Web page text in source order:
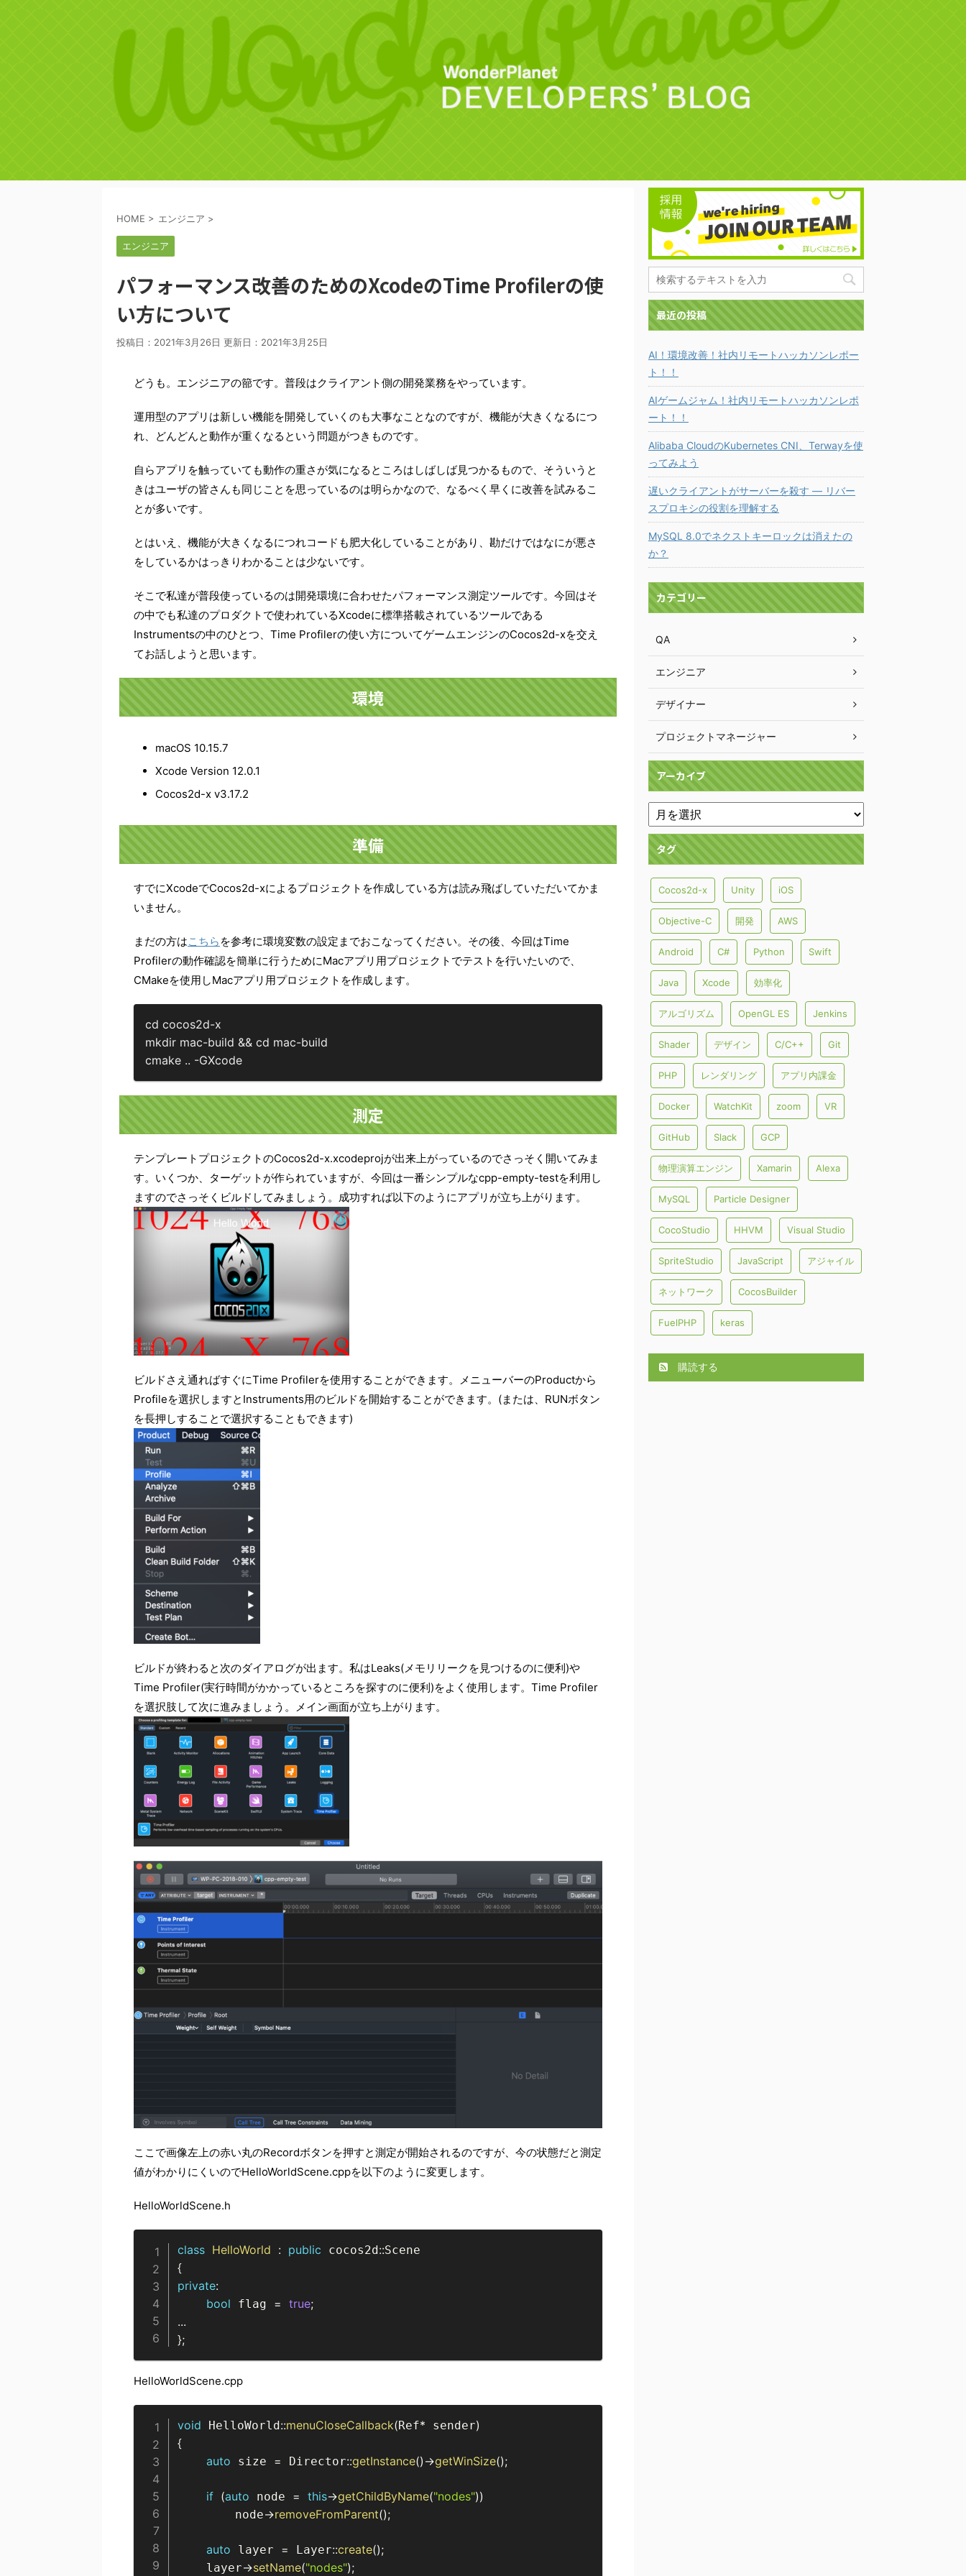
HOME > エンジニア >
エンジニア
パフォーマンス改善のためのXcodeのTime Profilerの使
い方について
投稿日：2021年3月26日 更新日： 2021年3月25日
どうも。エンジニアの篰です。普段はクライアント側の開発業務をやっています。
運用型のアプリは新しい機能を開発していくのも大事なことなのですが、機能が大きくなるにつ
れ、どんどんと動作が重くなるという問題がつきものです。
自らアプリを触っていても動作の重さが気になるところはしばしば見つかるもので、そういうと
きはユーザの皆さんも同じことを思っているのは明らかなので、なるべく早くに改善を試みるこ
とが多いです。
とはいえ、機能が大きくなるにつれコードも肥大化していることがあり、勘だけではなにが悪さ
をしているかはっきりわかることは少ないです。
そこで私達が普段使っているのは開発環境に合わせたパフォーマンス測定ツールです。今回はそ
の中でも私達のプロダクトで使われているXcodeに標準搭載されているツールである
Instrumentsの中のひとつ、Time Profilerの使い方についてゲームエンジンのCocos2d-xを交え
てお話しようと思います。
環境
macOS 10.15.7
Xcode Version 12.0.1
Cocos2d-x v3.17.2
準備
すでにXcodeでCocos2d-xによるプロジェクトを作成している方は読み飛ばしていただいてかま
いません。
まだの方はこちら を参考に環境変数の設定までおこなってください。その後、今回はTime
Profilerの動作確認を簡単に行うためにMacアプリ用プロジェクトでテストを行いたいので、
CMakeを使用しMacアプリ用プロジェクトを作成します。
cd cocos2d-x
mkdir mac-build && cd mac-build
cmake .. -GXcode
測定
テンプレートプロジェクトのCocos2d-x.xcodeprojが出来上がっているのでさっそく開いてみま
す。いくつか、ターゲットが作られていますが、今回は一番シンプルなcpp-empty-testを利用し
ますのでさっそくビルドしてみましょう。成功すれば以下のようにアプリが立ち上がります。
ビルドさえ通ればすぐにTime Profilerを使用することができます。メニューバーのProductから
Profileを選択しますとInstruments用のビルドを開始することができます。(または、RUNボタン
を長押しすることで選択することもできます)
ビルドが終わると次のダイアログが出ます。私はLeaks(メモリリークを見つけるのに便利)や
Time Profiler(実行時間がかかっているところを探すのに便利)をよく使用します。Time Profiler
を選択肢して次に進みましょう。メイン画面が立ち上がります。
ここで画像左上の赤い丸のRecordボタンを押すと測定が開始されるのですが、今の状態だと測定
値がわかりにくいのでHelloWorldScene.cppを以下のように変更します。
HelloWorldScene.h
class HelloWorld : public cocos2d ::
{
private:
bool flag = true;
...
};
HelloWorldScene.cpp
void HelloWorld ::menuCloseCallback(Ref* sender)
{
auto size = Director::getInstance() -getWinSize();
if (auto node = this-getChildByName("nodes"))
        node
-removeFromParent();
auto layer = Layer::create();
    layer
-setName("nodes");
最近の投稿
AI！環境改善！社内リモートハッカソンレポー
ト！！
AIゲームジャム！社内リモートハッカソンレポ
ート！！
Alibaba CloudのKubernetes CNI、Terwayを使
ってみよう
遅いクライアントがサーバーを殺す ― リバー
スプロキシの役割を理解する
MySQL 8.0でネクストキーロックは消えたの
か？
カテゴリー
QA
エンジニア
デザイナー
プロジェクトマネージャー
アーカイブ
タグ
Cocos2d-x Unity iOS
Objective-C 開発 AWS
Android C# Python Swift
Java Xcode 効率化
アルゴリズム OpenGL ES Jenkins
Shader デザイン C/C++ Git
PHP レンダリング アプリ内課金
Docker WatchKit zoom VR
GitHub Slack GCP
物理演算エンジン Xamarin Alexa
MySQL Particle Designer
CocoStudio HHVM Visual Studio
SpriteStudio JavaScript アジャイル
ネットワーク CocosBuilder
FuelPHP keras
購読する